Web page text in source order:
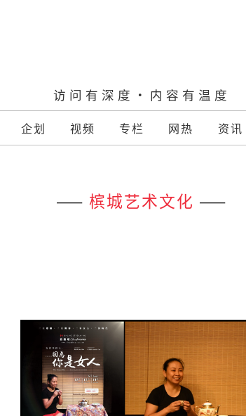
访问有深度·内容有温度
企划 视频 专栏 网热 资讯
—— 槟城艺术文化 ——